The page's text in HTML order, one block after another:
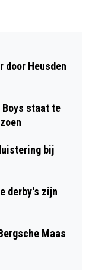
DE
JARIG
door Heusden
staat te
bij
derby's zijn
Maas